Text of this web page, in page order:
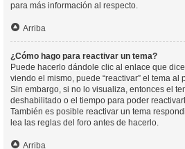
para más información al respecto.
Arriba
¿Cómo hago para reactivar un tema?
Puede hacerlo dándole clic al enlace que
viendo el mismo, puede “reactivar” el tema
Sin embargo, si no lo visualiza, entonces el
deshabilitado o el tiempo para poder
También es posible reactivar un tema
lea las reglas del foro antes de hacerlo.
Arriba